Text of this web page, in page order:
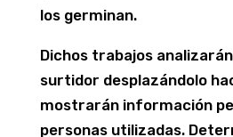
los germinan.
Dichos trabajos
surtidor desplazándolo
mostrarán información
personas utilizadas.